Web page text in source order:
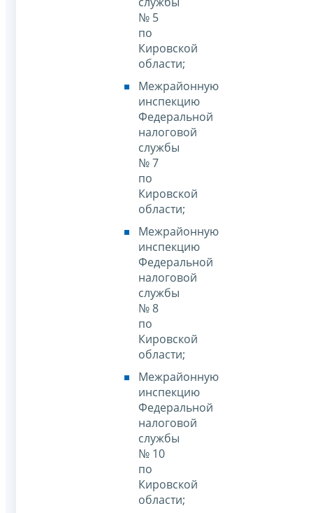
№ 5
по
Кировской
области;
Межрайонную
инспекцию
Федеральной
налоговой
службы
№ 7
по
Кировской
области;
Межрайонную
инспекцию
Федеральной
налоговой
службы
№ 8
по
Кировской
области;
Межрайонную
инспекцию
Федеральной
налоговой
службы
№ 10
по
Кировской
области;